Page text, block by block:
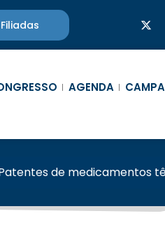
Filiadas
AGENDA
de medicamentos